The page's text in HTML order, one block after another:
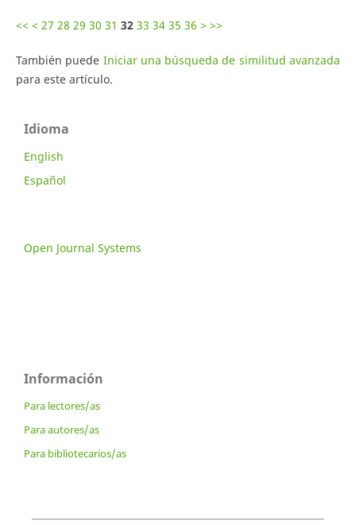
<< < 27 28 29 30 31 32 33 34 35 36 > >>
También puede Iniciar una búsqueda de similitud avanzada
para este artículo.
Idioma
English
Español
Open Journal Systems
Información
Para lectores/as
Para autores/as
Para bibliotecarios/as